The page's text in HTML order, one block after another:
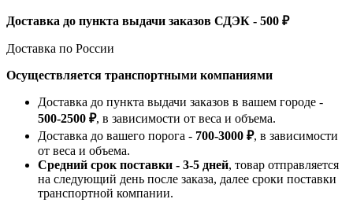
Доставка до пункта выдачи заказов СДЭК - 500 ₽
Доставка по России
Осуществляется транспортными компаниями
Доставка до пункта выдачи заказов в вашем городе -
500-2500 ₽, в зависимости от веса и объема.
Доставка до вашего порога - 700-3000 ₽, в зависимости
от веса и объема.
Средний срок поставки - 3-5 дней, товар отправляется
на следующий день после заказа, далее сроки поставки
транспортной компании.